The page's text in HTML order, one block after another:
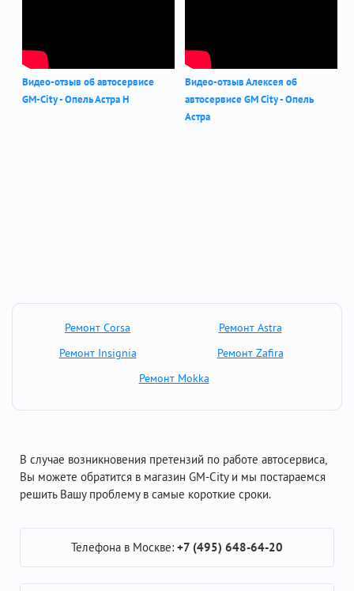
Видео-отзыв об автосервисе
GM-City - Опель Астра Н
Видео-отзыв Алексея об
автосервисе GM City - Опель
Астра
Ремонт Corsa
Ремонт Astra
Ремонт Insignia
Ремонт Zafira
Ремонт Mokka
В случае возникновения претензий по работе автосервиса,
Вы можете обратится в магазин GM-City и мы постараемся
решить Вашу проблему в самые короткие сроки.
Телефона в Москве: +7 (495) 648-64-20